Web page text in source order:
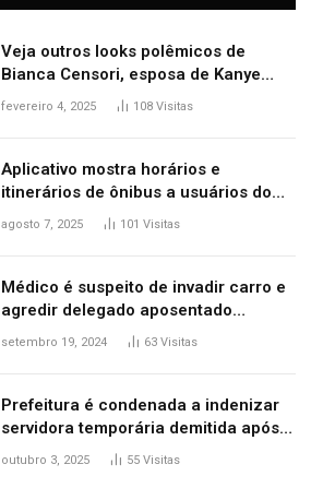
Veja outros looks polêmicos de
Bianca Censori, esposa de Kanye
West que apareceu nua no Grammy
fevereiro 4, 2025 108 Visitas
Aplicativo mostra horários e
itinerários de ônibus a usuários do
transporte público de Palmas; confira
agosto 7, 2025 101 Visitas
Médico é suspeito de invadir carro e
agredir delegado aposentado
durante confusão no trânsito
setembro 19, 2024 63 Visitas
Prefeitura é condenada a indenizar
servidora temporária demitida após
nascimento da filha
outubro 3, 2025 55 Visitas